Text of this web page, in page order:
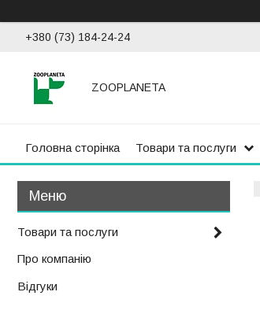
+380 (73) 184-24-24
ZOOPLANETA
Головна сторінка Товари та послуги
Товари та послуги
Про компанію
Відгуки